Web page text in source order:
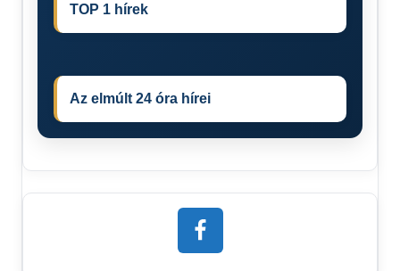
TOP 1 hírek
Az elmúlt 24 óra hírei